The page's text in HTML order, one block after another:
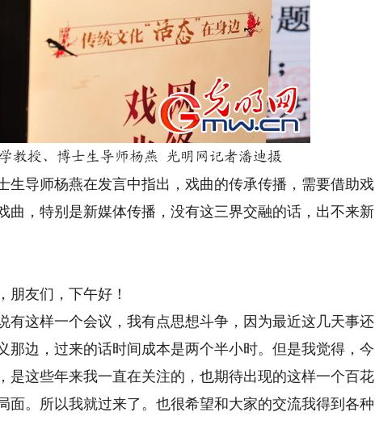
教授、博士生导师杨燕 光明网记者潘迪摄
导师杨燕在发言中指出，戏曲的传承传播，需要借助戏
曲，特别是新媒体传播，没有这三界交融的话，出不来新
友们，下午好！
这样一个会议，我有点思想斗争，因为最近这几天事还
那边，过来的话时间成本是两个半小时。但是我觉得，今
是这些年来我一直在关注的，也期待出现的这样一个百花
面。所以我就过来了。也很希望和大家的交流我得到各种